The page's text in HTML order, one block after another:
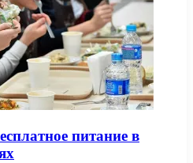
питание в